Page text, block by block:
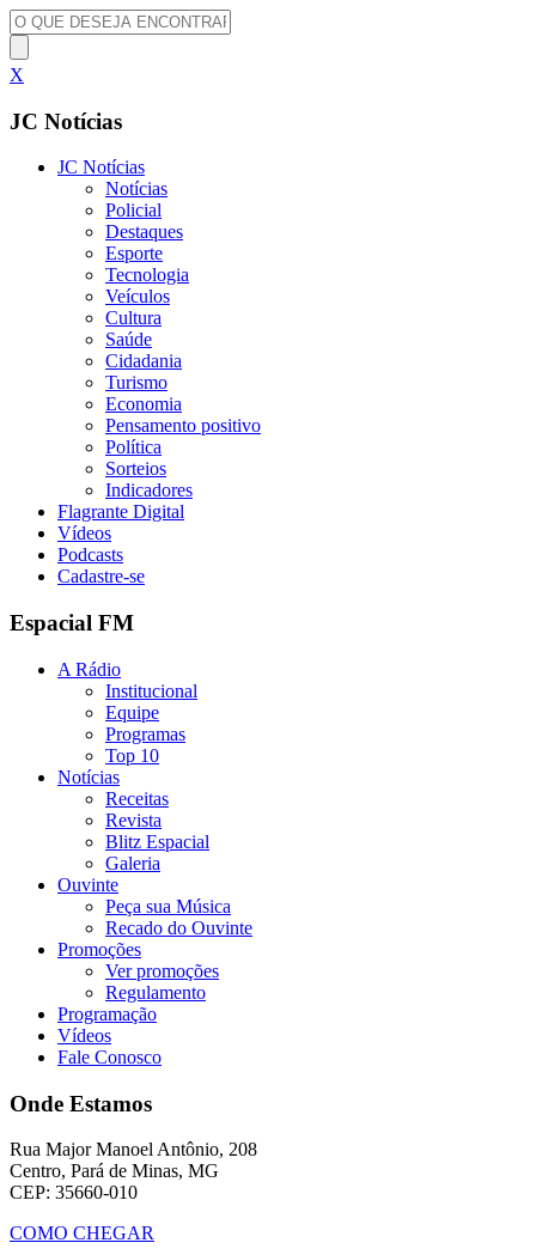
X
JC Notícias
JC Notícias
Notícias
Policial
Destaques
Esporte
Tecnologia
Veículos
Cultura
Saúde
Cidadania
Turismo
Economia
Pensamento positivo
Política
Sorteios
Indicadores
Flagrante Digital
Vídeos
Podcasts
Cadastre-se
Espacial FM
A Rádio
Institucional
Equipe
Programas
Top 10
Notícias
Receitas
Revista
Blitz Espacial
Galeria
Ouvinte
Peça sua Música
Recado do Ouvinte
Promoções
Ver promoções
Regulamento
Programação
Vídeos
Fale Conosco
Onde Estamos
Rua Major Manoel Antônio, 208
Centro, Pará de Minas, MG
CEP: 35660-010
COMO CHEGAR